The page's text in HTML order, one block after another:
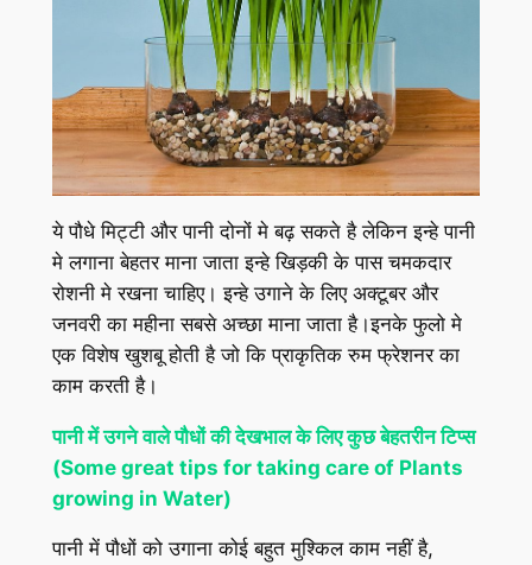
ये पौधे मिट्टी और पानी दोनों मे बढ़ सकते है लेकिन इन्हे पानी
मे लगाना बेहतर माना जाता इन्हे खिड़की के पास चमकदार
रोशनी मे रखना चाहिए। इन्हे उगाने के लिए अक्टूबर और
जनवरी का महीना सबसे अच्छा माना जाता है।इनके फुलो मे
एक विशेष खुशबू होती है जो कि प्राकृतिक रुम फ्रेशनर का
काम करती है।
पानी में उगने वाले पौधों की देखभाल के लिए कुछ बेहतरीन टिप्स
(Some great tips for taking care of Plants
growing in Water)
पानी में पौधों को उगाना कोई बहुत मुश्किल काम नहीं है,